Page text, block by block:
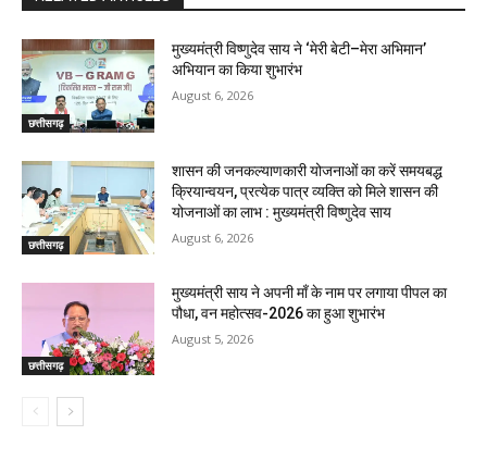
छत्तीसगढ़
मुख्यमंत्री विष्णुदेव साय ने ‘मेरी बेटी–मेरा अभिमान’
अभियान का किया शुभारंभ
August 6, 2026
छत्तीसगढ़
शासन की जनकल्याणकारी योजनाओं का करें समयबद्ध
क्रियान्वयन, प्रत्येक पात्र व्यक्ति को मिले शासन की
योजनाओं का लाभ : मुख्यमंत्री विष्णुदेव साय
August 6, 2026
छत्तीसगढ़
मुख्यमंत्री साय ने अपनी माँ के नाम पर लगाया पीपल का
पौधा, वन महोत्सव-2026 का हुआ शुभारंभ
August 5, 2026